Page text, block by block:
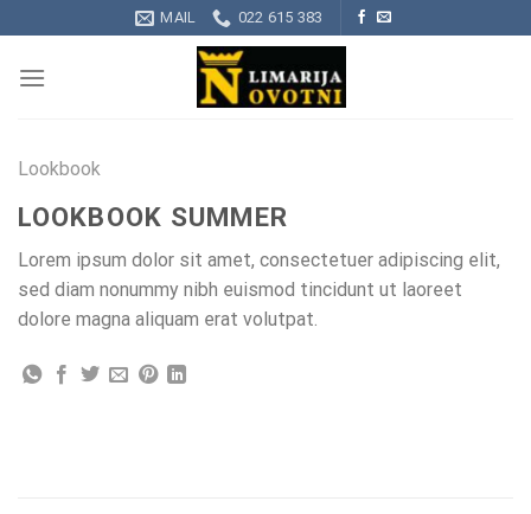
to
content
MAIL 022 615 383
Lookbook
LOOKBOOK SUMMER
Lorem ipsum dolor sit amet, consectetuer adipiscing elit,
sed diam nonummy nibh euismod tincidunt ut laoreet
dolore magna aliquam erat volutpat.